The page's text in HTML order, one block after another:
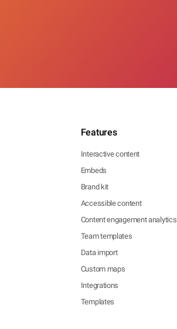
Features
Interactive content
Embeds
Brand kit
Accessible content
Content engagement analytics
Team templates
Data import
Custom maps
Integrations
Templates